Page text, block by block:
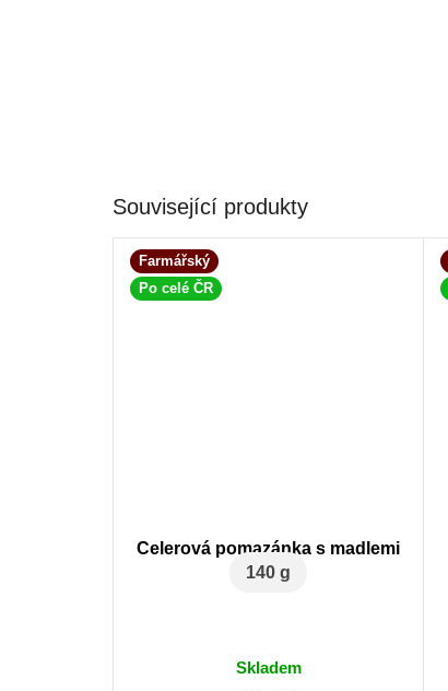
Související produkty
Farmářský
Po celé ČR
Celerová pomazánka s madlemi
140 g
Skladem